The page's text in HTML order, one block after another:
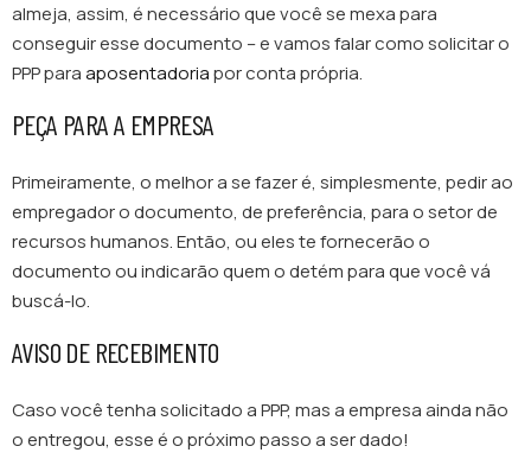
almeja, assim, é necessário que você se mexa para
conseguir esse documento – e vamos falar como solicitar o
PPP paraaposentadoriapor conta própria.
PEÇA PARA A EMPRESA
Primeiramente, o melhor a se fazer é, simplesmente, pedir ao
empregador o documento, de preferência, para o setor de
recursos humanos. Então, ou eles te fornecerão o
documento ou indicarão quem o detém para que você vá
buscá-lo.
AVISO DE RECEBIMENTO
Caso você tenha solicitado a PPP, mas a empresa ainda não
o entregou, esse é o próximo passo a ser dado!